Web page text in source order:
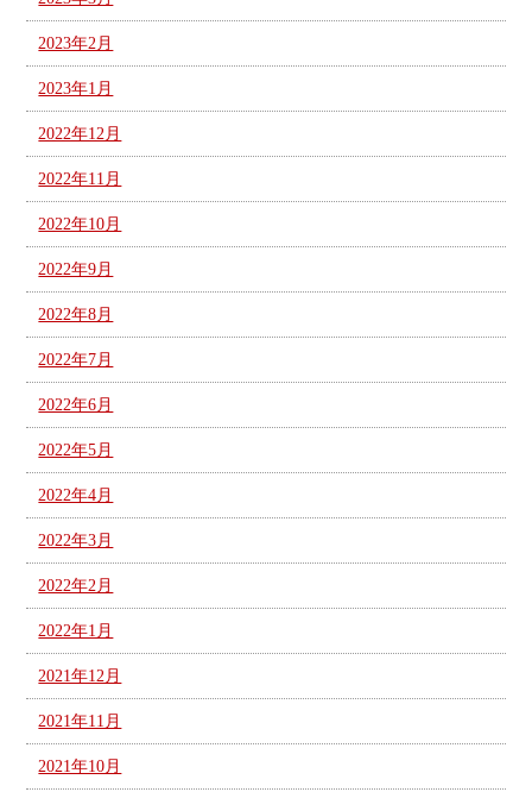
2023年2月
2023年1月
2022年12月
2022年11月
2022年10月
2022年9月
2022年8月
2022年7月
2022年6月
2022年5月
2022年4月
2022年3月
2022年2月
2022年1月
2021年12月
2021年11月
2021年10月